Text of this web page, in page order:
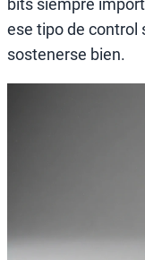
bits siempre
ese tipo de control
sostenerse bien.